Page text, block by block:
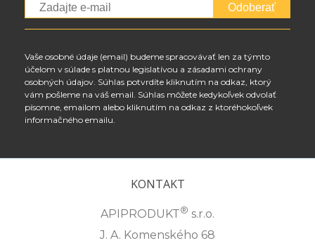
Odoberať
Vaše osobné údaje (email) budeme spracovávať len za týmto
účelom v súlade s platnou legislatívou a zásadami ochrany
osobných údajov. Súhlas potvrdíte kliknutím na odkaz, ktorý
vám pošleme na váš email. Súhlas môžete kedykoľvek odvolať
písomne, emailom alebo kliknutím na odkaz z ktoréhokoľvek
informačného emailu.
KONTAKT
APIPRODUKT® s.r.o.
J. A. Komenského 68